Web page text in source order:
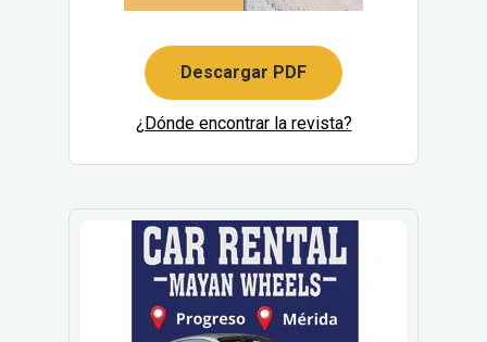
Descargar PDF
¿Dónde encontrar la revista?